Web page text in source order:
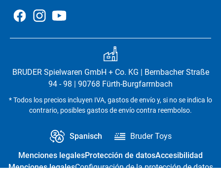
BRUDER Spielwaren GmbH + Co. KG | Bernbacher Straße
94 - 98 | 90768 Fürth-Burgfarrnbach
* Todos los precios incluyen IVA, gastos de envío y, si no se indica lo
contrario, posibles gastos de envío contra reembolso.
Spanisch Bruder Toys
Menciones legalesProtección de datosAccesibilidad
Menciones legalesConfiguración de la protección de datos